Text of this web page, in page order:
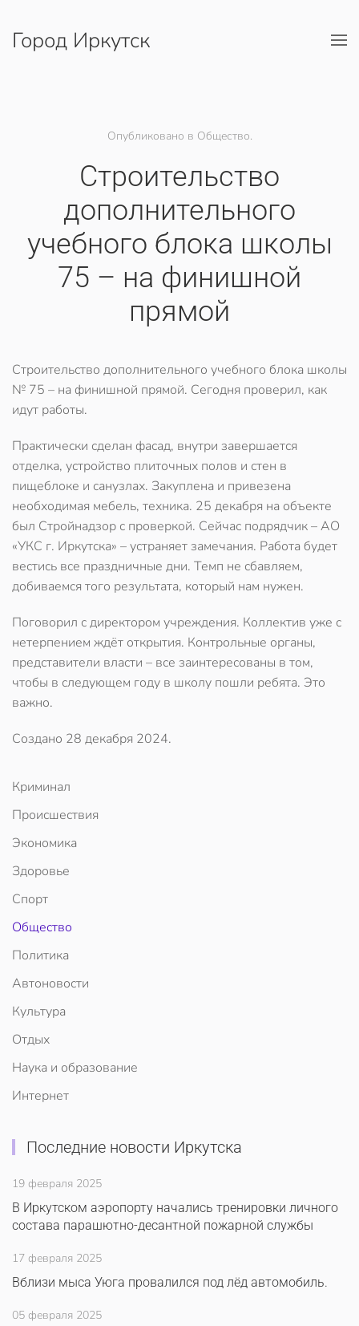
Перейти к содержимому
Город Иркутск
Опубликовано в Общество.
Строительство
дополнительного
учебного блока школы
75 – на финишной
прямой
Строительство дополнительного учебного блока школы
№ 75 – на финишной прямой. Сегодня проверил, как
идут работы.
Практически сделан фасад, внутри завершается
отделка, устройство плиточных полов и стен в
пищеблоке и санузлах. Закуплена и привезена
необходимая мебель, техника. 25 декабря на объекте
был Стройнадзор с проверкой. Сейчас подрядчик –АО
«УКС г. Иркутска» – устраняет замечания. Работа будет
вестись все праздничные дни. Темп не сбавляем,
добиваемся того результата, который нам нужен.
Поговорил с директором учреждения. Коллектив уже с
нетерпением ждёт открытия. Контрольные органы,
представители власти – все заинтересованы в том,
чтобы в следующем году в школу пошли ребята. Это
важно.
Создано 28 декабря 2024.
Криминал
Происшествия
Экономика
Здоровье
Спорт
Общество
Политика
Автоновости
Культура
Отдых
Наука и образование
Интернет
Последние новости Иркутска
19 февраля 2025
В Иркутском аэропорту начались тренировки личного
состава парашютно-десантной пожарной службы
17 февраля 2025
Вблизи мыса Уюга провалился под лёд автомобиль.
05 февраля 2025